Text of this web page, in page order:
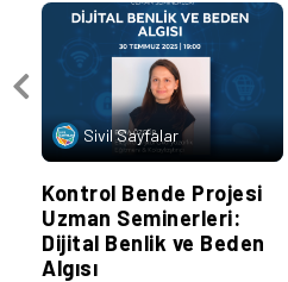
Sivil Sayfalar
Kontrol Bende Projesi
Uzman Seminerleri:
Dijital Benlik ve Beden
Algısı